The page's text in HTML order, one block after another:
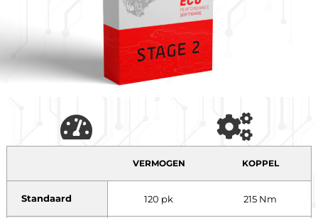
VERMOGEN KOPPEL
Standaard 120 pk 215 Nm